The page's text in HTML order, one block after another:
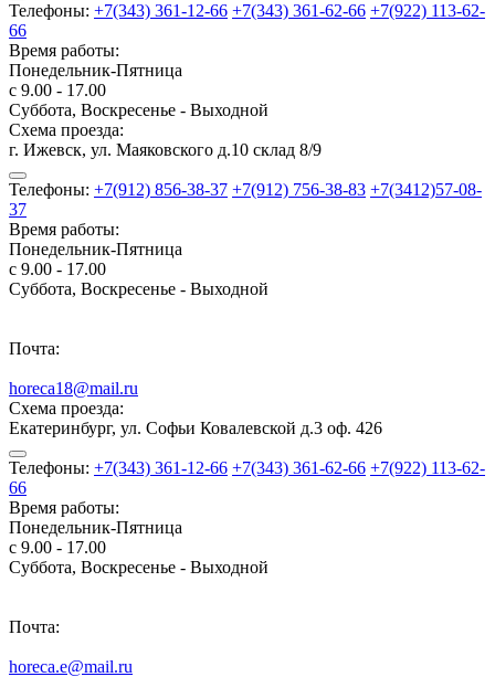
Телефоны: +7(343) 361-12-66 +7(343) 361-62-66 +7(922) 113-62-
66
Время работы:
Понедельник-Пятница
с 9.00 - 17.00
Суббота, Воскресенье - Выходной
Схема проезда:
г. Ижевск, ул. Маяковского д.10 склад 8/9
Телефоны: +7(912) 856-38-37 +7(912) 756-38-83 +7(3412)57-08-
37
Время работы:
Понедельник-Пятница
с 9.00 - 17.00
Суббота, Воскресенье - Выходной
Почта:
horeca18@mail.ru
Схема проезда:
Екатеринбург, ул. Софьи Ковалевской д.3 оф. 426
Телефоны: +7(343) 361-12-66 +7(343) 361-62-66 +7(922) 113-62-
66
Время работы:
Понедельник-Пятница
с 9.00 - 17.00
Суббота, Воскресенье - Выходной
Почта:
horeca.e@mail.ru